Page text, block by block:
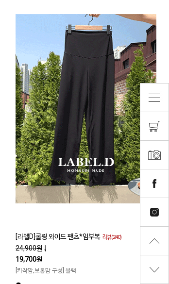
[라벨D]쿨링 와이드 팬츠*임부복 리뷰(240)
24,900원 ↓
19,700원
[키작맘,보통맘 구성] 블랙